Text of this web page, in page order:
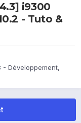
i9300
- Tuto &
- Développement,